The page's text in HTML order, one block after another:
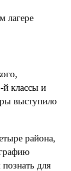
лагере
классы и
выступило
района,
для